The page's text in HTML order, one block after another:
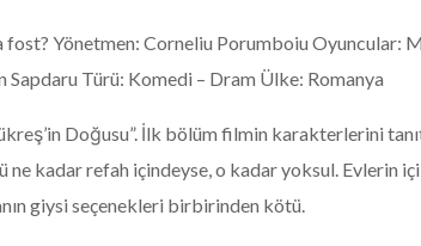
fost? Yönetmen: Corneliu Porumboiu Oyuncular:
Sapdaru Türü: Komedi – Dram Ülke: Romanya
Doğusu”. İlk bölüm filmin karakterlerini
ne kadar refah içindeyse, o kadar yoksul. Evlerin
giysi seçenekleri birbirinden kötü.